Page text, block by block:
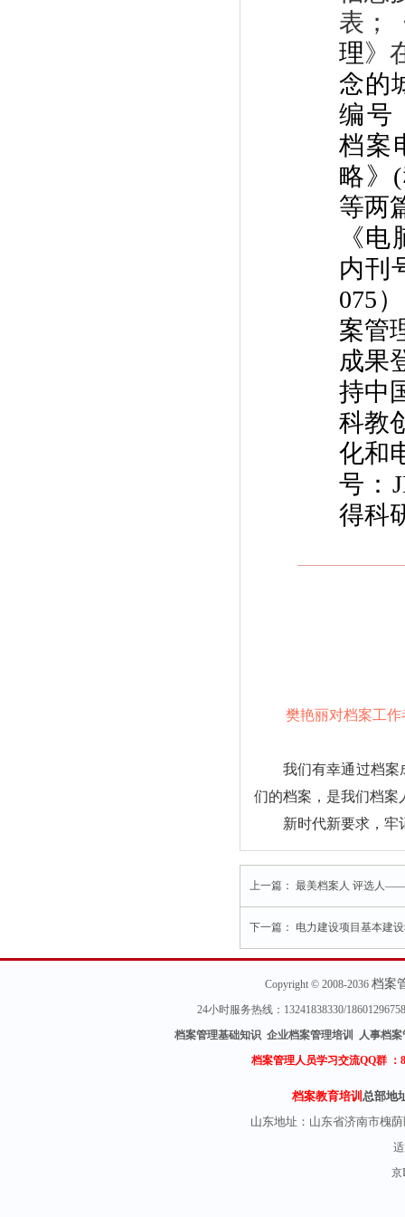
表；
理》
念的
编号
档案
略》
等两
《
内刊
075
案管
成果
持中
科教
化和
号：
得科
樊艳丽对档案工作
我们有幸通过档
们的档案，是我们档案
新时代新要求，牢
上一篇： 最美档案人 评选人
下一篇： 电力建设项目基本建
Copyright © 2008-2036 档案
24小时服务热线：13241838330/
档案管理基础知识 企业档案管理培训 人事档
档案管理人员学习交流QQ群 ：
档案教育培训总部地
山东地址： 山东省济南市槐
京